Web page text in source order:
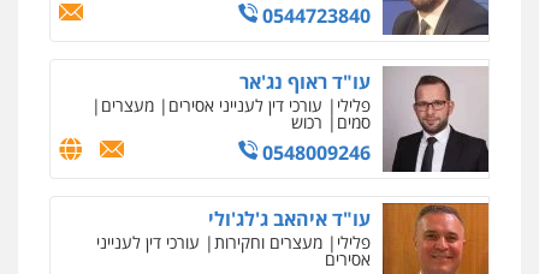
0544723840
עו"ד ראוף נג'אר
פלילי עורכי דין לענייני אסירים מעצרים
סמים רכוש
0548009246
עו"ד איהאב ג'לג'ולי
פלילי מעצרים וחקירות עורכי דין לענייני
אסירים